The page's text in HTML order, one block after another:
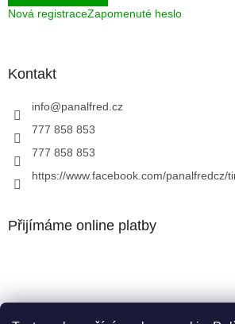
Nová registraceZapomenuté heslo
Kontakt
info@panalfred.cz
777 858 853
777 858 853
https://www.facebook.com/panalfredcz/
Přijímáme online platby